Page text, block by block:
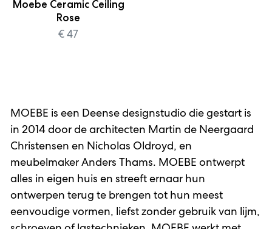
Moebe Ceramic Ceiling
Rose
€ 47
MOEBE is een Deense designstudio die gestart is
in 2014 door de architecten Martin de Neergaard
Christensen en Nicholas Oldroyd, en
meubelmaker Anders Thams. MOEBE ontwerpt
alles in eigen huis en streeft ernaar hun
ontwerpen terug te brengen tot hun meest
eenvoudige vormen, liefst zonder gebruik van lijm,